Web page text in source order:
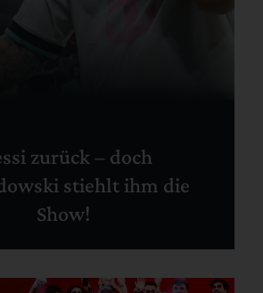
zurück – doch
stiehlt ihm die
Show!